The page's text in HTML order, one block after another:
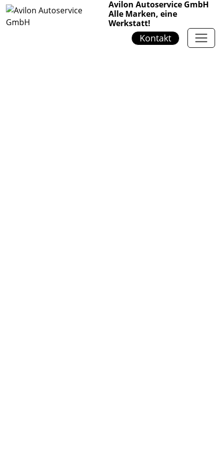
Avilon Autoservice GmbH
Alle Marken, eine
Werkstatt!
Kontakt